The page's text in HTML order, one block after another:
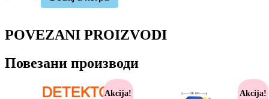
kostim
(S)
POVEZANI PROIZVODI
Повезани производи
Akcija! Akcija!